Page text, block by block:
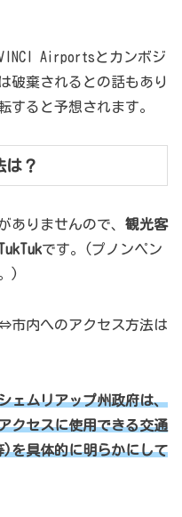
Airportsとカンボジ
破棄されるとの話もあり
すると予想されます。
？
ありませんので、 観光客
です。(プノンペン
)
市内へのアクセス方法は
ェムリアップ州政府は、
クセスに使用できる交通
)を具体的に明らかにして